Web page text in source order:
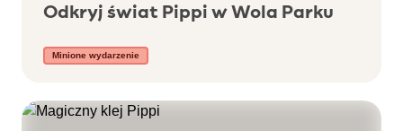
Odkryj świat Pippi w Wola Parku
Minione wydarzenie